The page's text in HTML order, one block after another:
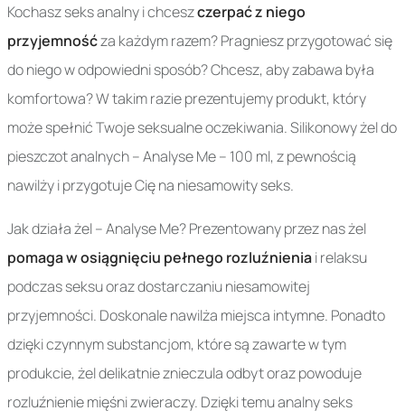
Kochasz seks analny i chceszczerpać z niego
przyjemnośćza każdym razem? Pragniesz przygotować się
do niego w odpowiedni sposób? Chcesz, aby zabawa była
komfortowa? W takim razie prezentujemy produkt, który
może spełnić Twoje seksualne oczekiwania. Silikonowy żel do
pieszczot analnych – Analyse Me – 100 ml, z pewnością
nawilży i przygotuje Cię na niesamowity seks.
Jak działa żel – Analyse Me? Prezentowany przez nas żel
pomaga w osiągnięciu pełnego rozluźnieniai relaksu
podczas seksu oraz dostarczaniu niesamowitej
przyjemności. Doskonale nawilża miejsca intymne. Ponadto
dzięki czynnym substancjom, które są zawarte w tym
produkcie, żel delikatnie znieczula odbyt oraz powoduje
rozluźnienie mięśni zwieraczy. Dzięki temu analny seks